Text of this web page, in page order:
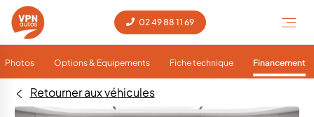
02 49 88 11 69
Photos Options & Equipements Fiche technique Financement
Retourner aux véhicules